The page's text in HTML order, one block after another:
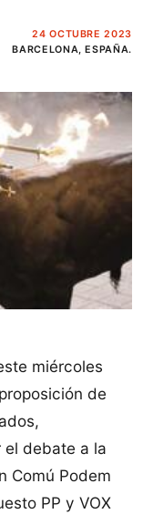
24 OCTUBRE 2023
BARCELONA, ESPAÑA.
miércoles
de
el debate a la
Comú Podem
PP y VOX